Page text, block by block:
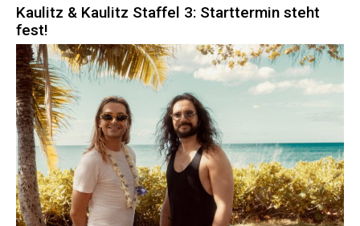
Kaulitz & Kaulitz Staffel 3: Starttermin steht
fest!